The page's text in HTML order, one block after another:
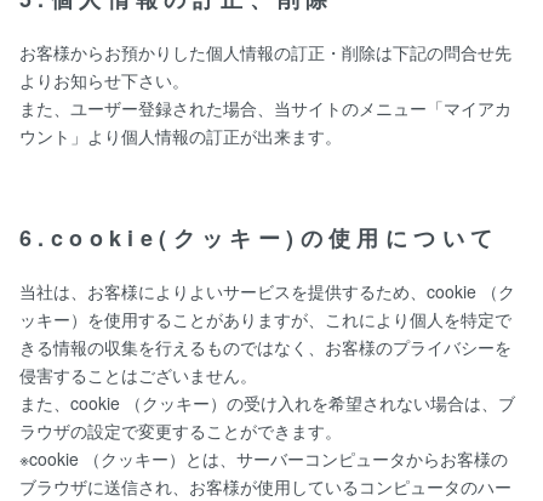
お客様からお預かりした個人情報の訂正・削除は下記の問合せ先
よりお知らせ下さい。
また、ユーザー登録された場合、当サイトのメニュー「マイアカ
ウント」より個人情報の訂正が出来ます。
6.cookie(クッキー)の使用について
当社は、お客様によりよいサービスを提供するため、cookie （ク
ッキー）を使用することがありますが、これにより個人を特定で
きる情報の収集を行えるものではなく、お客様のプライバシーを
侵害することはございません。
また、cookie （クッキー）の受け入れを希望されない場合は、ブ
ラウザの設定で変更することができます。
※cookie （クッキー）とは、サーバーコンピュータからお客様の
ブラウザに送信され、お客様が使用しているコンピュータのハー